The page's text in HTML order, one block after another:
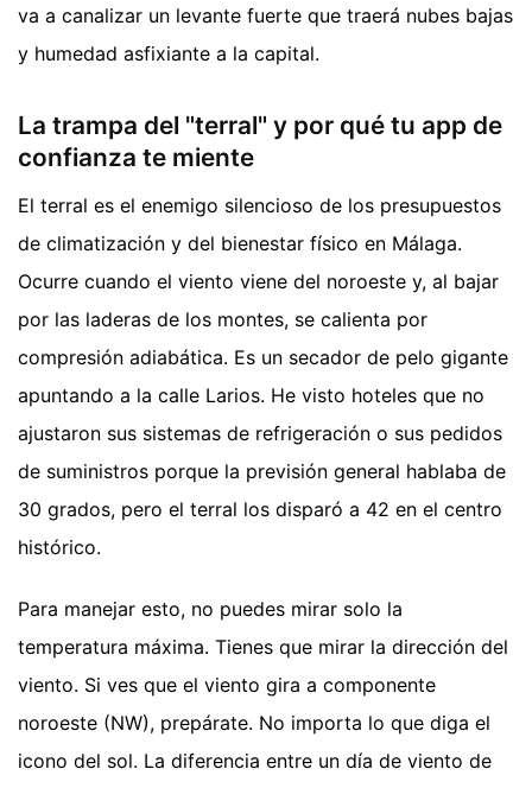
va a canalizar un levante fuerte que traerá nubes bajas
y humedad asfixiante a la capital.
La trampa del "terral" y por qué tu app de
confianza te miente
El terral es el enemigo silencioso de los presupuestos
de climatización y del bienestar físico en Málaga.
Ocurre cuando el viento viene del noroeste y, al bajar
por las laderas de los montes, se calienta por
compresión adiabática. Es un secador de pelo gigante
apuntando a la calle Larios. He visto hoteles que no
ajustaron sus sistemas de refrigeración o sus pedidos
de suministros porque la previsión general hablaba de
30 grados, pero el terral los disparó a 42 en el centro
histórico.
Para manejar esto, no puedes mirar solo la
temperatura máxima. Tienes que mirar la dirección del
viento. Si ves que el viento gira a componente
noroeste (NW), prepárate. No importa lo que diga el
icono del sol. La diferencia entre un día de viento de